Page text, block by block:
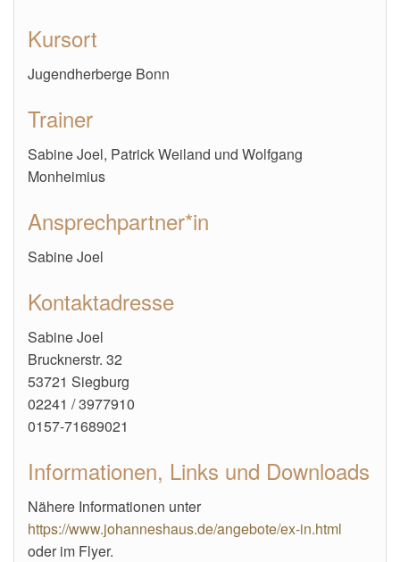
Kursort
Jugendherberge Bonn
Trainer
Sabine Joel, Patrick Weiland und Wolfgang
Monheimius
Ansprechpartner*in
Sabine Joel
Kontaktadresse
Sabine Joel
Brucknerstr. 32
53721 Siegburg
02241 / 3977910
0157-71689021
Informationen, Links und Downloads
Nähere Informationen unter
https://www.johanneshaus.de/angebote/ex-in.html
oder im Flyer.